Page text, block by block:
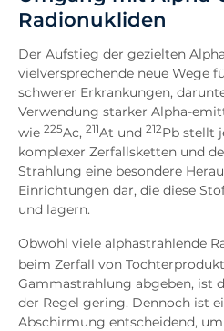
Radionukliden
Der Aufstieg der gezielten
vielversprechende neue Wege
schwerer Erkrankungen,
Verwendung starker Alpha-
wie 225Ac, 211At und 212Pb stellt
komplexer Zerfallsketten und
Strahlung eine besondere
Einrichtungen dar, die diese
und lagern.
Obwohl viele alphastrahlende
beim Zerfall von
Gammastrahlung abgeben, ist
der Regel gering. Dennoch ist
Abschirmung entscheidend,